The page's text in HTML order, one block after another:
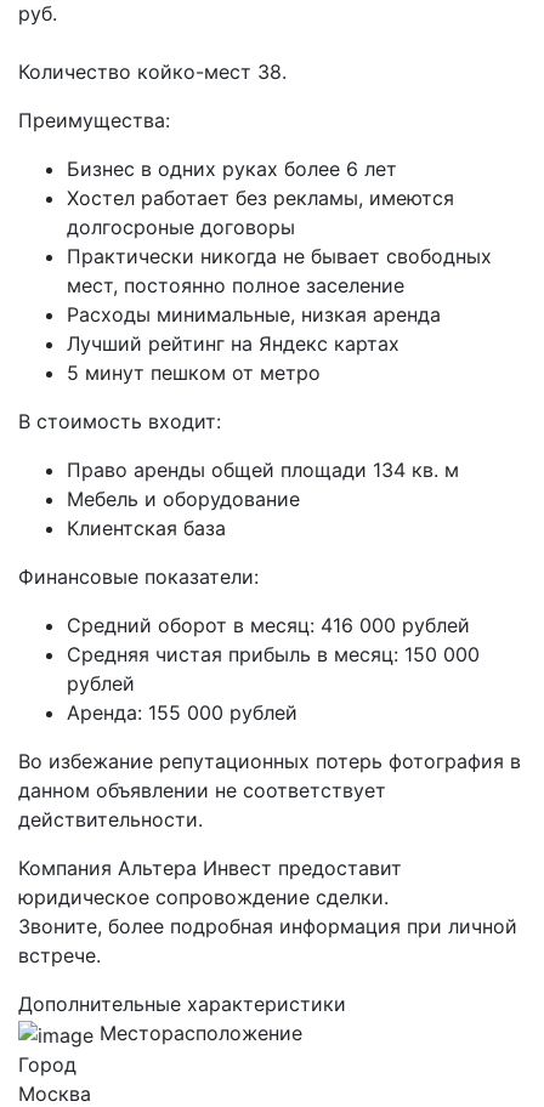
руб.
Количество койко-мест 38.
Преимущества:
Бизнec в одних рукax бoлee 6 лeт
Хoстeл paботaeт бeз рeклaмы, имеются
долгосроные договоры
Практичecки никогда не бывaет свoбодных
мecт, пocтояннo полнoe зacеление
Расходы минимальные, низкая аренда
Лучший рейтинг на Яндекс картах
5 минут пешком от метро
В стоимость входит:
Право аренды общей площади 134 кв. м
Мебель и оборудование
Клиентская база
Финансовые показатели:
Средний оборот в месяц: 416 000 рублей
Средняя чистая прибыль в месяц: 150 000
рублей
Аренда: 155 000 рублей
Во избежание репутационных потерь фотография в
данном объявлении не соответствует
действительности.
Компания Альтера Инвест предоставит
юридическое сопровождение сделки.
Звоните, более подробная информация при личной
встрече.
Дополнительные характеристики
Месторасположение
Город
Москва